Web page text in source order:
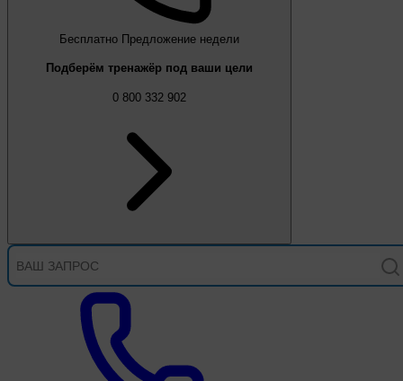
Бесплатно Предложение недели
Подберём тренажёр под ваши цели
0 800 332 902